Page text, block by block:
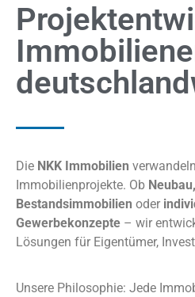
Die NKK Immobilien
Immobilienprojekte. Ob
Bestandsimmobilien oder
Gewerbekonzepte – wir
Lösungen für Eigentümer,
Unsere Philosophie: Jede